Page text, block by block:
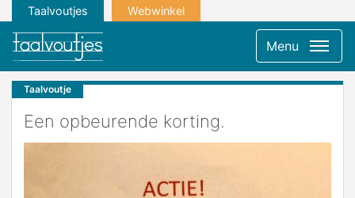
Taalvoutjes Webwinkel
Menu
Taalvoutje
Een opbeurende korting.